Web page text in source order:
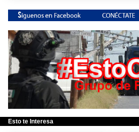
Esto te Interesa